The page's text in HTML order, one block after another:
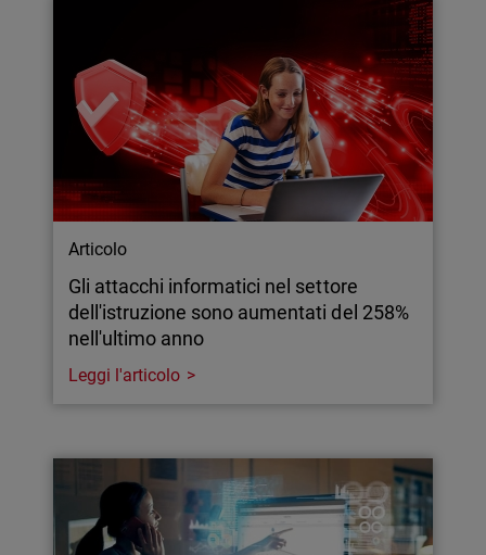
Articolo
Gli attacchi informatici nel settore
dell'istruzione sono aumentati del 258%
nell'ultimo anno
Leggi l'articolo